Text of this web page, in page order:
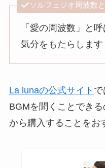
ソルフェジオ周波数
「愛の周波数」と
気分をもたらします
La lunaの公式サイト
BGMを聞くことでき
から購入することをお